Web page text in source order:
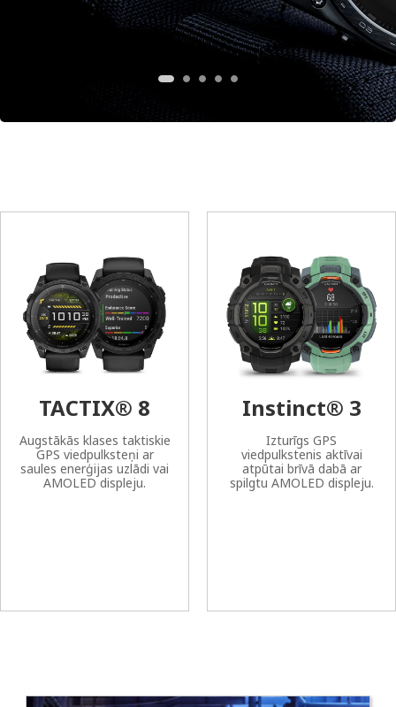
TACTIX® 8
Augstākās klases taktiskie
GPS viedpulksteņi ar
saules enerģijas uzlādi vai
AMOLED displeju.
Instinct® 3
Izturīgs GPS
viedpulkstenis aktīvai
atpūtai brīvā dabā ar
spilgtu AMOLED displeju.